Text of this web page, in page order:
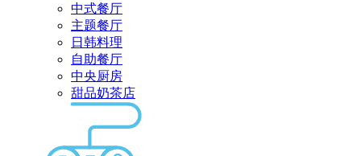
中式餐厅
主题餐厅
日韩料理
自助餐厅
中央厨房
甜品奶茶店